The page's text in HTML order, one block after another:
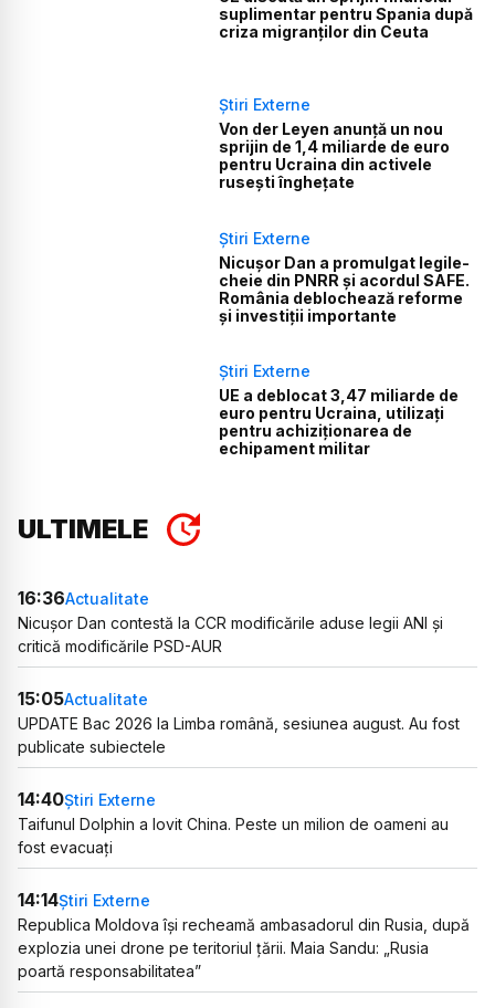
suplimentar pentru Spania după
criza migranților din Ceuta
Știri Externe
Von der Leyen anunță un nou
sprijin de 1,4 miliarde de euro
pentru Ucraina din activele
rusești înghețate
Știri Externe
Nicușor Dan a promulgat legile-
cheie din PNRR și acordul SAFE.
România deblochează reforme
și investiții importante
Știri Externe
UE a deblocat 3,47 miliarde de
euro pentru Ucraina, utilizați
pentru achiziționarea de
echipament militar
ULTIMELE
16:36Actualitate
Nicușor Dan contestă la CCR modificările aduse legii ANI și
critică modificările PSD-AUR
15:05Actualitate
UPDATE Bac 2026 la Limba română, sesiunea august. Au fost
publicate subiectele
14:40Știri Externe
Taifunul Dolphin a lovit China. Peste un milion de oameni au
fost evacuați
14:14Știri Externe
Republica Moldova își recheamă ambasadorul din Rusia, după
explozia unei drone pe teritoriul țării. Maia Sandu: „Rusia
poartă responsabilitatea”